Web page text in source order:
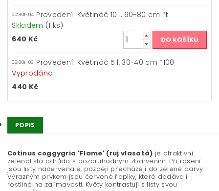
001801-04 Provedení: Květináč 10 l, 60-80 cm *t
Skladem (1 ks)
640 Kč
001801-03 Provedení: Květináč 5 l, 30-40 cm *100
Vyprodáno
440 Kč
POPIS
Cotinus coggygria 'Flame' (ruj vlasatá) je atraktivní
zelenolistá odrůda s pozoruhodným zbarvením. Při rašení
jsou listy načervenalé, později přecházejí do zelené barvy.
Výrazným prvkem jsou červené řapíky, které dodávají
rostlině na zajímavosti. Květy kontrastují s listy svou